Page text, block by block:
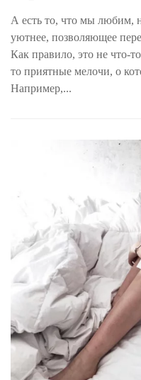
А есть то, что мы любим,
уютнее, позволяющее
Как правило, это не что-
то приятные мелочи, о
Например,...